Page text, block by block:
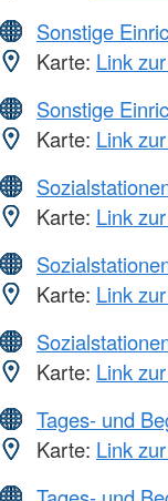
Sonstige
Karte: Link
Sonstige
Karte: Link
Karte: Link
Karte: Link
Karte: Link
Tages- und
Karte: Link